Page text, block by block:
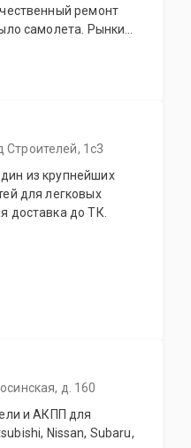
ремонт
самолета. Рынки
узлами. Мы
1с3
из крупнейших
для легковых
доставка до ТК.
д. 160
и АКПП для
Nissan, Subaru,